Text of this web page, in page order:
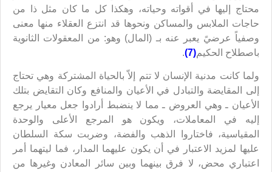
محتاج إليها في أقواته وحياته، وهكذا كل ما كان مثل ذا من
حاجات الملابس والمساكن ونحوها قد انتزع العقلاء منها معنى
وصفياً عرضيً يعبر عنه بـ (المال) وهو: من المعقولات الثانوية
باصطلاح الحكيم(7)
.
ولما كانت مدنية الإنسان لا تتم إلاّ بالحياة المشتركة وهي تحتاج
إلى المقايضة والتبادل في الأعيان والمنافع وكان التقايض بتلك
الأعيان ـ وهي العروض ـ مما لا ينضبط أرادوا جعل معيار يرجع
إليه في المعاملات، ويكون هو المرجع الأعلى والوحدة
المقياسية، فاختاروا الذهب والفضة، وضربت سكة السلطان
عليها لمزيد الاعتبار في أن يكون عليهما المدار، فما ليتهما أمر
اعتباري محض، لا فرق بينهما وبين سائر المعادن وغيرها من